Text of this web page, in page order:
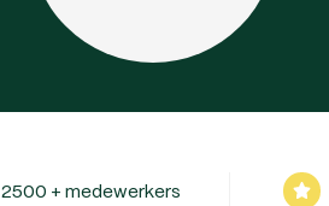
2500 + medewerkers